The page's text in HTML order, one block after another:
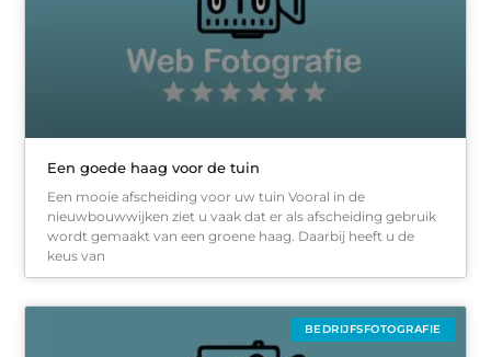
Een goede haag voor de tuin
Een mooie afscheiding voor uw tuin Vooral in de
nieuwbouwwijken ziet u vaak dat er als afscheiding gebruik
wordt gemaakt van een groene haag. Daarbij heeft u de
keus van
BEDRIJFSFOTOGRAFIE